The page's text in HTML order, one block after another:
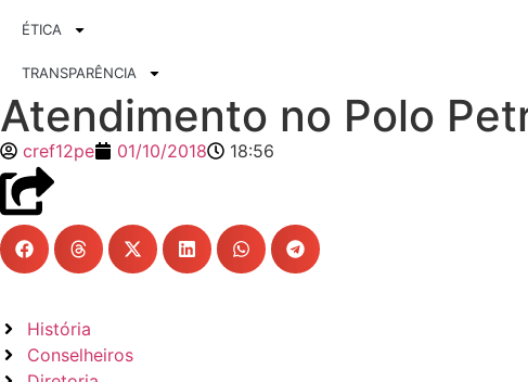
ÉTICA
TRANSPARÊNCIA
Atendimento no Polo
cref12pe 01/10/2018 18:56
História
Conselheiros